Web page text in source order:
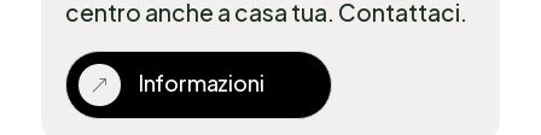
centro anche a casa tua. Contattaci.
& Informazioni